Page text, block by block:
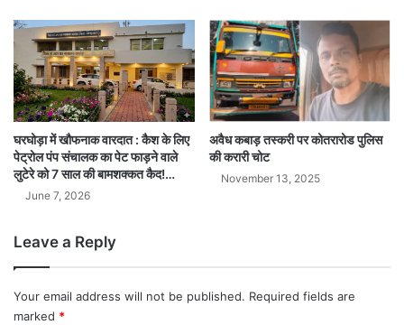
घरघोड़ा में खौफनाक वारदात : कैश के लिए
पेट्रोल पंप संचालक का पेट फाड़ने वाले
लुटेरे को 7 साल की बामशक्कत कैद!…
June 7, 2026
अवैध कबाड़ तस्करी पर कोतरारोड पुलिस
की करारी चोट
November 13, 2025
Leave a Reply
Your email address will not be published. Required fields are
marked *